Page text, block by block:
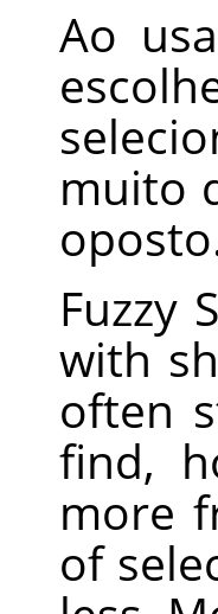
Ao
muito
Fuzzy
with
often
find,
more
of